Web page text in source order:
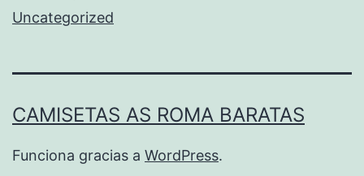
Uncategorized
CAMISETAS AS ROMA BARATAS
Funciona gracias a WordPress.